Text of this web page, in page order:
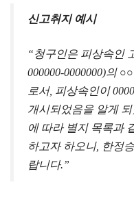
신고취지 예시
“청구인은 피상속인
000000-0000000)의
로서, 피상속인이
개시되었음을 알게
에 따라 별지 목록과
하고자 하오니, 한정
랍니다.”